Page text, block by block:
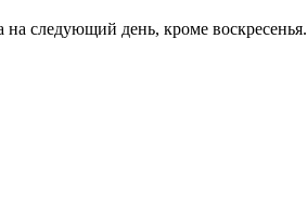
следующий день, кроме воскресенья.